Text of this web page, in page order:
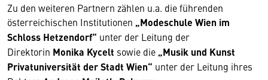
Zu den weiteren Partnern zählen u.a. die führenden
österreichischen Institutionen „Modeschule Wien im
Schloss Hetzendorf“ unter der Leitung der
Direktorin Monika Kycelt sowie die „Musik und Kunst
Privatuniversität der Stadt Wien“ unter der Leitung ihres